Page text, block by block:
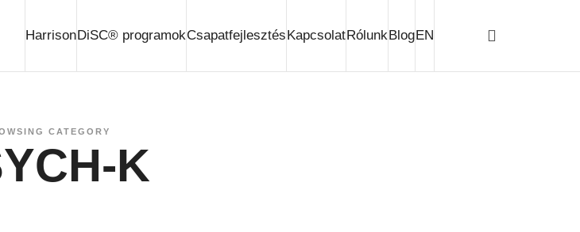
HarrisonDiSC® programokCsapatfejlesztésKapcsolatRólunkBlogEN
CATEGORY
K